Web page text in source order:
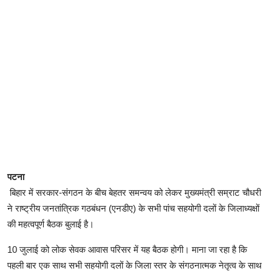
पटना
बिहार में सरकार-संगठन के बीच बेहतर समन्वय को लेकर मुख्यमंत्री सम्राट चौधरी
ने राष्ट्रीय जनतांत्रिक गठबंधन (एनडीए) के सभी पांच सहयोगी दलों के जिलाध्यक्षों
की महत्वपूर्ण बैठक बुलाई है।
10 जुलाई को लोक सेवक आवास परिसर में यह बैठक होगी। माना जा रहा है कि
पहली बार एक साथ सभी सहयोगी दलों के जिला स्तर के संगठनात्मक नेतृत्व के साथ